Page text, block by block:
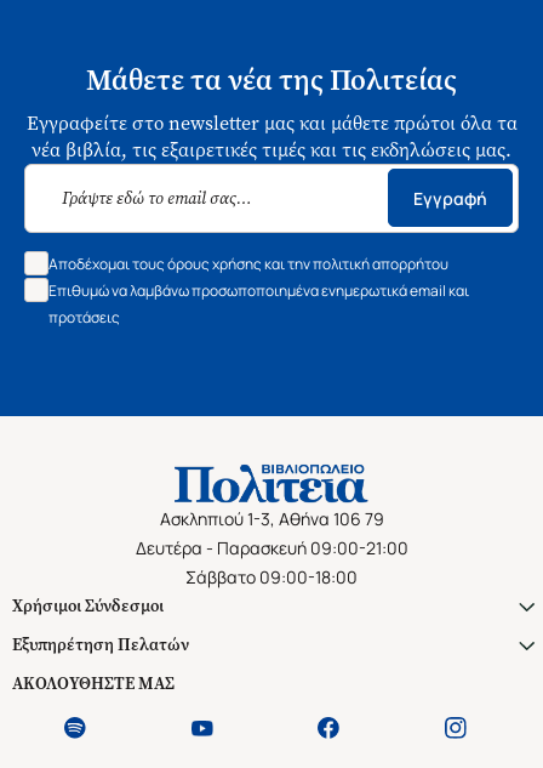
Μάθετε τα νέα της Πολιτείας
Εγγραφείτε στο newsletter μας και μάθετε πρώτοι όλα τα
νέα βιβλία, τις εξαιρετικές τιμές και τις εκδηλώσεις μας.
Εγγραφή
Αποδέχομαι τους όρους χρήσης και την πολιτική απορρήτου
Επιθυμώ να λαμβάνω προσωποποιημένα ενημερωτικά email και
προτάσεις
Ασκληπιού 1-3, Αθήνα 106 79
Δευτέρα - Παρασκευή 09:00-21:00
Σάββατο 09:00-18:00
Χρήσιμοι Σύνδεσμοι
Εξυπηρέτηση Πελατών
ΑΚΟΛΟΥΘΗΣΤΕ ΜΑΣ